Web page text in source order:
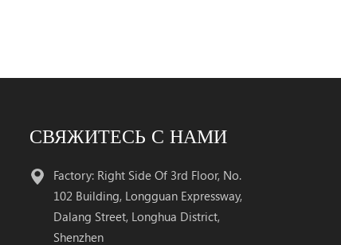
модульs
28.05 Гбит
трансивер
разделы : a
СВЯЖИТЕСЬ С НАМИ
Factory: Right Side Of 3rd Floor, No.
102 Building, Longguan Expressway,
Dalang Street, Longhua District,
Shenzhen